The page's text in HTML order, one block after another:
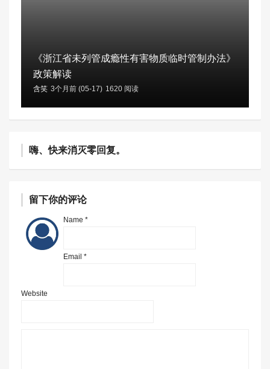
《浙江省未列管成瘾性有害物质临时管制办法》
政策解读
含笑 3个月前 (05-17) 1620 阅读
嗨、快来消灭零回复。
留下你的评论
Name *
Email *
Website